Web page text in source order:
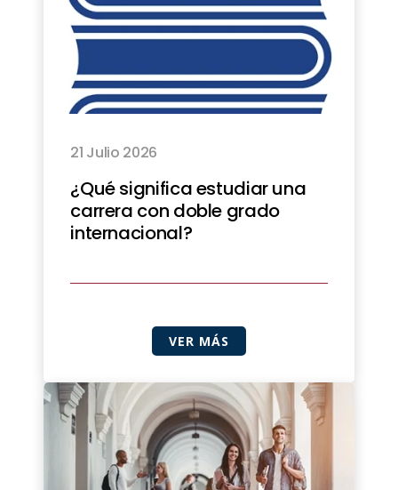
21 Julio 2026
¿Qué significa estudiar una
carrera con doble grado
internacional?
VER MÁS